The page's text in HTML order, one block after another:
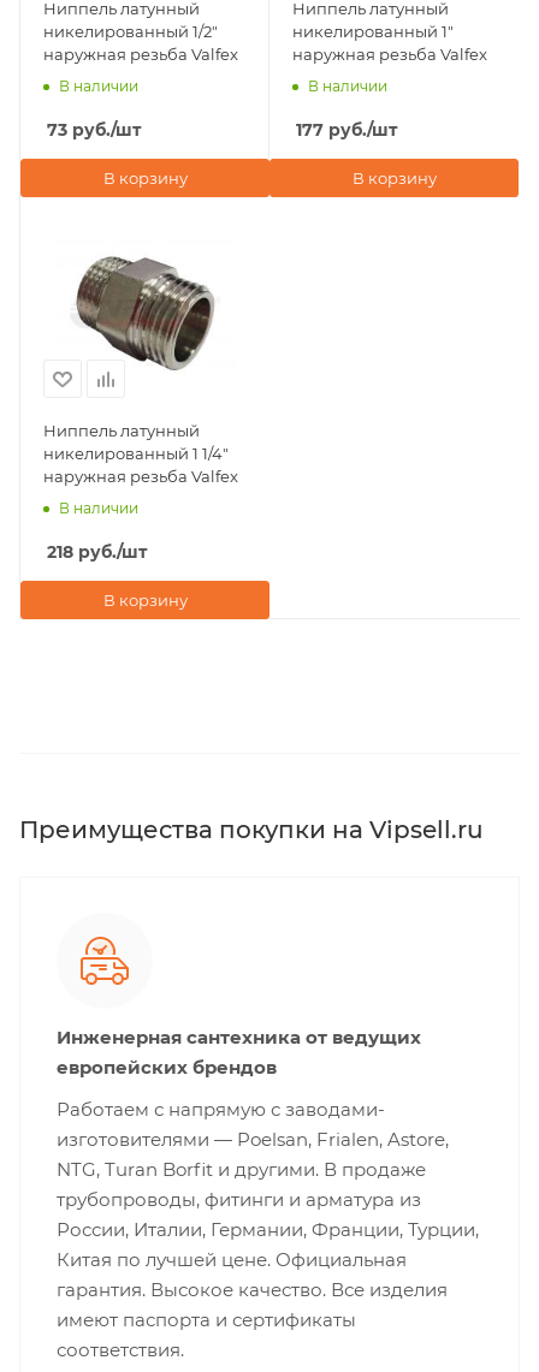
Ниппель латунный
никелированный 1/2"
наружная резьба Valfex
В наличии
73 руб./шт
В корзину
Ниппель латунный
никелированный 1"
наружная резьба Valfex
В наличии
177 руб./шт
В корзину
Ниппель латунный
никелированный 1 1/4"
наружная резьба Valfex
В наличии
218 руб./шт
В корзину
Преимущества покупки на Vipsell.ru
Инженерная сантехника от ведущих
европейских брендов
Работаем с напрямую с заводами-
изготовителями — Poelsan, Frialen, Astore,
NTG, Turan Borfit и другими. В продаже
трубопроводы, фитинги и арматура из
России, Италии, Германии, Франции, Турции,
Китая по лучшей цене. Официальная
гарантия. Высокое качество. Все изделия
имеют паспорта и сертификаты
соответствия.